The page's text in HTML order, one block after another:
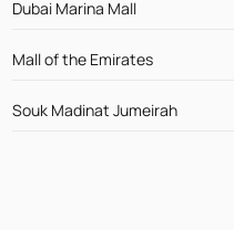
Dubai Marina Mall
Mall of the Emirates
Souk Madinat Jumeirah